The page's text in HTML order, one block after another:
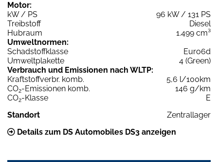
Motor:
kW / PS
96 kW / 131 PS
Treibstoff
Diesel
Hubraum
1.499 cm³
Umweltnormen:
Schadstoffklasse
Euro6d
Umweltplakette
4 (Green)
Verbrauch und Emissionen nach WLTP:
Kraftstoffverbr. komb.
5,6 l/100km
CO2-Emissionen komb.
146 g/km
CO2-Klasse
E
Standort
Zentrallager
Details zum DS Automobiles DS3 anzeigen